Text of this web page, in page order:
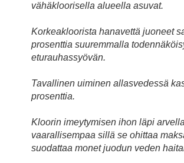
vähäkloorisella alueella asuvat.
Korkeakloorista hanavettä juoneet
prosenttia suuremmalla
eturauhassyövän.
Tavallinen uiminen allasvedessä
prosenttia.
Kloorin imeytymisen ihon läpi
vaarallisempaa sillä se ohittaa
suodattaa monet juodun veden